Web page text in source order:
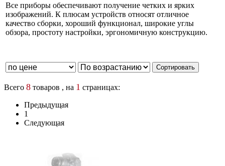
Все приборы обеспечивают получение четких и ярких
изображений. К плюсам устройств относят отличное
качество сборки, хороший функционал, широкие углы
обзора, простоту настройки, эргономичную конструкцию.
Всего 8 товаров , на 1 страницах:
Предыдущая
1
Следующая